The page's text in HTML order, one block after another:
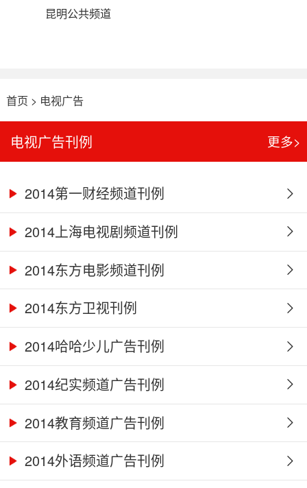
昆明公共频道
首页 > 电视广告
电视广告刊例 更多>
2014第一财经频道刊例
2014上海电视剧频道刊例
2014东方电影频道刊例
2014东方卫视刊例
2014哈哈少儿广告刊例
2014纪实频道广告刊例
2014教育频道广告刊例
2014外语频道广告刊例